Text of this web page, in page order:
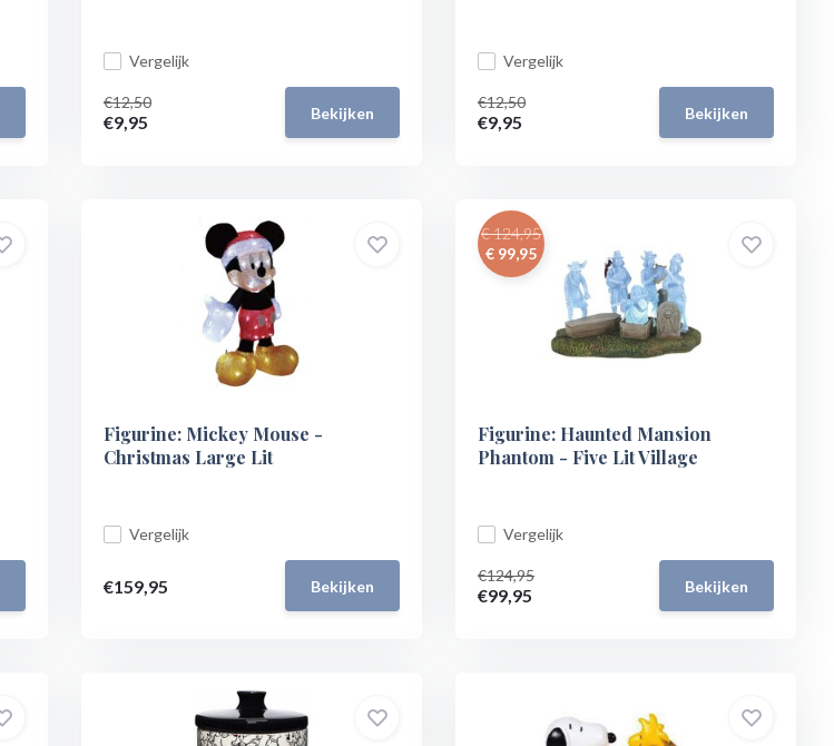
Vergelijk
€12,50
€9,95 Bekijken
Vergelijk
€12,50
€9,95 Bekijken
Figurine: Mickey Mouse -
Christmas Large Lit
Vergelijk
€159,95 Bekijken
€ 124,95
€ 99,95
Figurine: Haunted Mansion
Phantom - Five Lit Village
Vergelijk
€124,95
€99,95 Bekijken